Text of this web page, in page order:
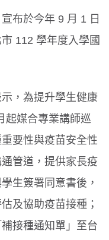
布於今年 9 月 1 日
112 學年度入學國
，為提升學生健康
起媒合專業講師巡
要性與疫苗安全性
管道，提供家長疫
生簽署同意書後，
及協助疫苗接種；
接種通知單」至台